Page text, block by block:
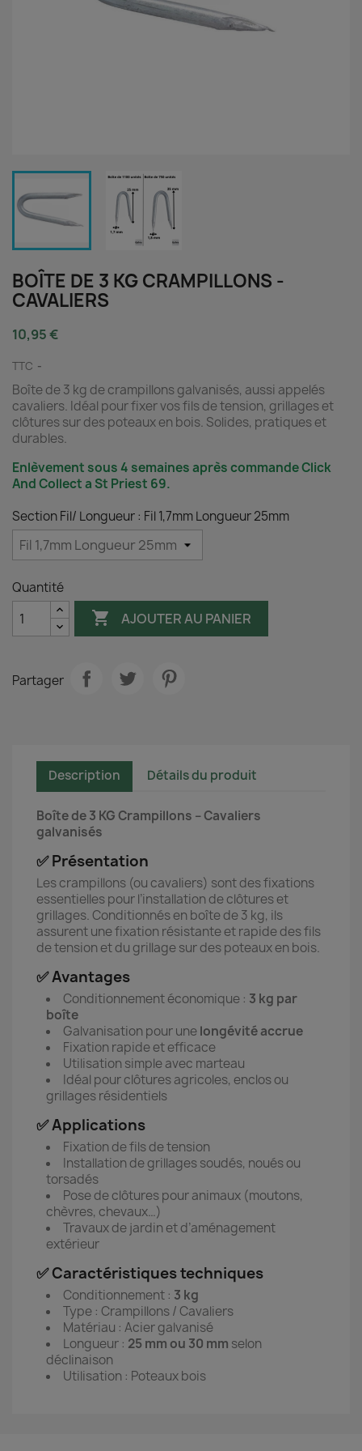
BOÎTE DE 3 KG CRAMPILLONS -
CAVALIERS
10,95 €
TTC
Boîte de 3 kg de crampillons galvanisés, aussi appelés
cavaliers. Idéal pour fixer vos fils de tension, grillages et
clôtures sur des poteaux en bois. Solides, pratiques et
durables.
Enlèvement sous 4 semaines après commande Click
And Collect a St Priest 69.
Section Fil/ Longueur : Fil 1,7mm Longueur 25mm
Quantité
 AJOUTER AU PANIER
Partager
Description Détails du produit
Boîte de 3 KG Crampillons – Cavaliers
galvanisés
✅ Présentation
Les crampillons (ou cavaliers) sont des fixations
essentielles pour l’installation de clôtures et
grillages. Conditionnés en boîte de 3 kg, ils
assurent une fixation résistante et rapide des fils
de tension et du grillage sur des poteaux en bois.
✅ Avantages
Conditionnement économique : 3 kg par
boîte
Galvanisation pour unelongévité accrue
Fixation rapide et efficace
Utilisation simple avec marteau
Idéal pour clôtures agricoles, enclos ou
grillages résidentiels
✅ Applications
Fixation de fils de tension
Installation de grillages soudés, noués ou
torsadés
Pose de clôtures pour animaux (moutons,
chèvres, chevaux…)
Travaux de jardin et d’aménagement
extérieur
✅ Caractéristiques techniques
Conditionnement : 3 kg
Type : Crampillons / Cavaliers
Matériau : Acier galvanisé
Longueur : 25 mm ou 30 mm selon
déclinaison
Utilisation : Poteaux bois